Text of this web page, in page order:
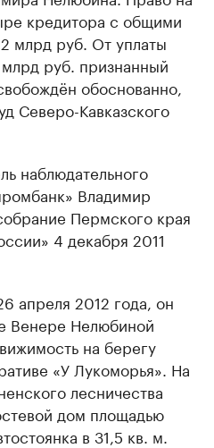
кредитора с общими
млрд руб. От уплаты
руб. признанный
обоснованно,
Северо-Кавказского
наблюдательного
Владимир
Пермского края
4 декабря 2011
апреля 2012 года, он
Венере Нелюбиной
на берегу
«У Лукоморья». На
лесничества
дом площадью
в 31,5 кв. м.